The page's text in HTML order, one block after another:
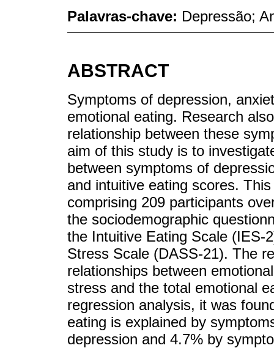
Palavras-chave: Depressão;
ABSTRACT
Symptoms of depression,
emotional eating. Research
relationship between these
aim of this study is to
between symptoms of
and intuitive eating scores.
comprising 209 participants
the sociodemographic
the Intuitive Eating Scale (IES-
Stress Scale (DASS-21). The
relationships between
stress and the total emotional
regression analysis, it was
eating is explained by
depression and 4.7% by